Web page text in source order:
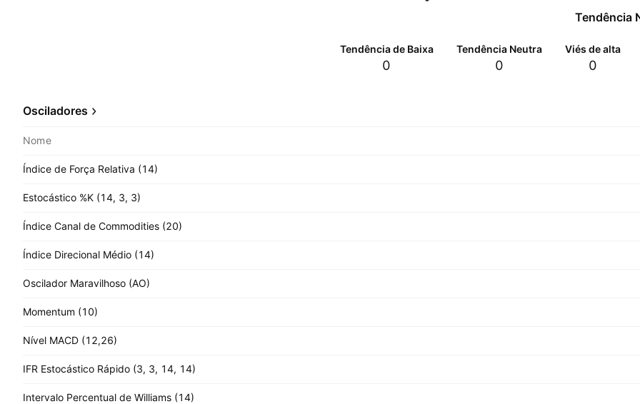
Tendência
Tendência de Baixa
0
Tendência Neutra
0
Viés de alta
0
Osciladores
Nome
Índice de Força Relativa (14)
Estocástico %K (14, 3, 3)
Índice Canal de Commodities (20)
Índice Direcional Médio (14)
Oscilador Maravilhoso (AO)
Momentum (10)
Nível MACD (12,26)
IFR Estocástico Rápido (3, 3, 14, 14)
Intervalo Percentual de Williams (14)